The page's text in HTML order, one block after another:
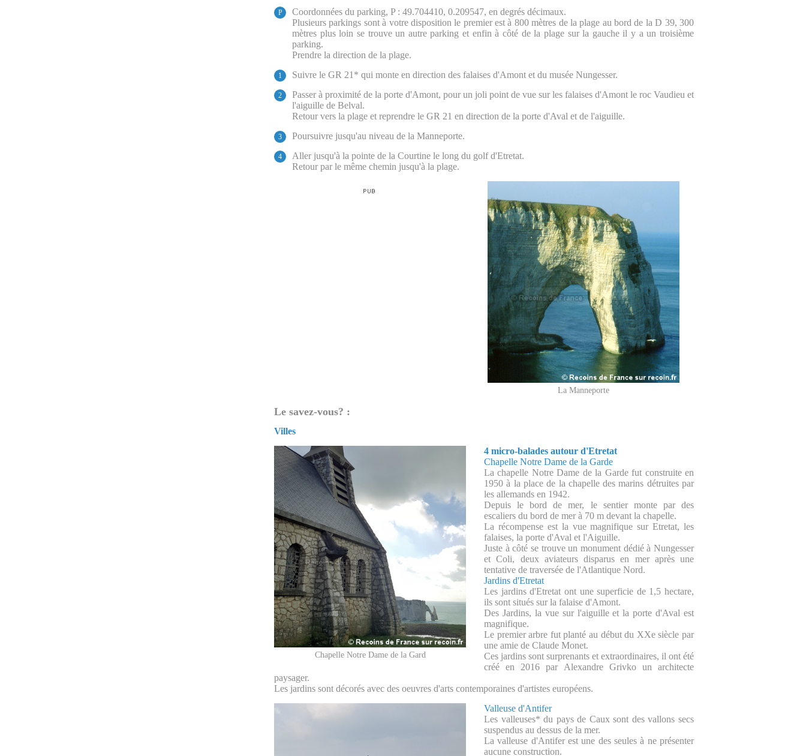
P
Coordonnées du parking, P : 49.704410, 0.209547, en degrés décimaux.
Plusieurs parkings sont à votre disposition le premier est à 800 mètres de la plage au bord de la D 39, 300
mètres plus loin se trouve un autre parking et enfin à côté de la plage sur la gauche il y a un troisième
parking.
Prendre la direction de la plage.
1 Suivre le GR 21* qui monte en direction des falaises d'Amont et du musée Nungesser.
2
Passer à proximité de la porte d'Amont, pour un joli point de vue sur les falaises d'Amont le roc Vaudieu et
l'aiguille de Belval.
Retour vers la plage et reprendre le GR 21 en direction de la porte d'Aval et de l'aiguille.
3 Poursuivre jusqu'au niveau de la Manneporte.
4
Aller jusqu'à la pointe de la Courtine le long du golf d'Etretat.
Retour par le même chemin jusqu'à la plage.
La Manneporte
Le savez-vous? :
Villes
Chapelle Notre Dame de la Gard
4 micro-balades autour d'Etretat
Chapelle Notre Dame de la Garde
La chapelle Notre Dame de la Garde fut construite en
1950 à la place de la chapelle des marins détruites par
les allemands en 1942.
Depuis le bord de mer, le sentier monte par des
escaliers du bord de mer à 70 m devant la chapelle.
La récompense est la vue magnifique sur Etretat, les
falaises, la porte d'Aval et l'Aiguille.
Juste à côté se trouve un monument dédié à Nungesser
et Coli, deux aviateurs disparus en mer après une
tentative de traversée de l'Atlantique Nord.
Jardins d'Etretat
Les jardins d'Etretat ont une superficie de 1,5 hectare,
ils sont situés sur la falaise d'Amont.
Des Jardins, la vue sur l'aiguille et la porte d'Aval est
magnifique.
Le premier arbre fut planté au début du XXe siècle par
une amie de Claude Monet.
Ces jardins sont surprenants et extraordinaires, il ont été
créé en 2016 par Alexandre Grivko un architecte
paysager.
Les jardins sont décorés avec des oeuvres d'arts contemporaines d'artistes européens.
Valleuse d'Antifer
Les valleuses* du pays de Caux sont des vallons secs
suspendus au dessus de la mer.
La valleuse d'Antifer est une des seules à ne présenter
aucune construction.